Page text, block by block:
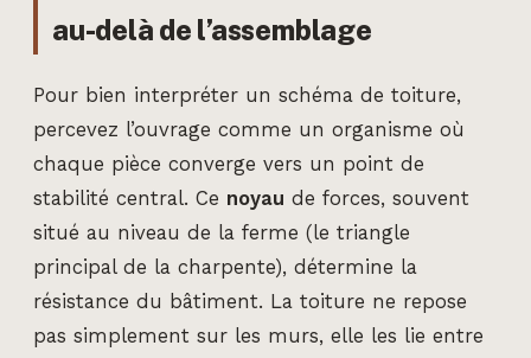
au-delà de l’assemblage
Pour bien interpréter un schéma de toiture,
percevez l’ouvrage comme un organisme où
chaque pièce converge vers un point de
stabilité central. Ce noyau de forces, souvent
situé au niveau de la ferme (le triangle
principal de la charpente), détermine la
résistance du bâtiment. La toiture ne repose
pas simplement sur les murs, elle les lie entre